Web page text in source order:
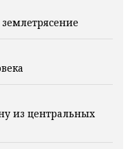
из центральных